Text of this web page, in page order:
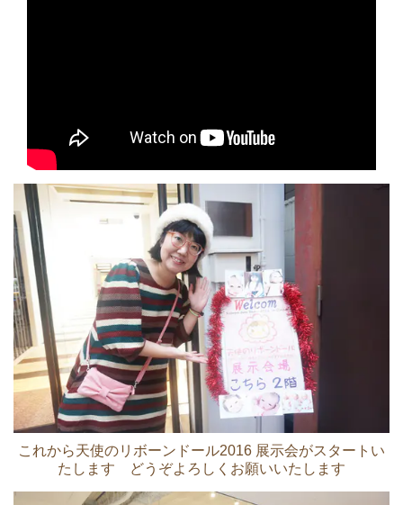
これから天使のリボーンドール2016 展示会がスタートい
たします どうぞよろしくお願いいたします